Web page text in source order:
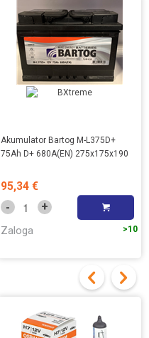
Akumulator Bartog M-L375D+
75Ah D+ 680A(EN) 275x175x190
95,34 €
- +
Zaloga >10